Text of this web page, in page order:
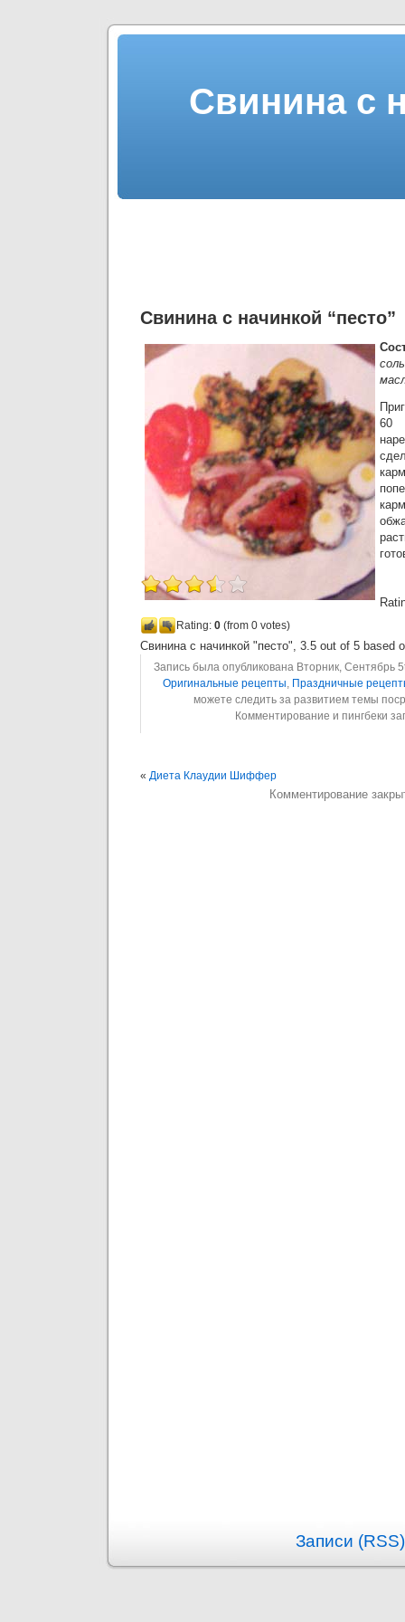
Свинина с
Свинина с начинкой “песто”
60
Rating: 0 (from 0 votes)
Свинина с начинкой "песто", 3.5 out of 5 based
Запись была опубликована Вторник, Сентябрь
Оригинальные рецепты, Праздничные
можете следить за развитием темы
Комментирование и пингбеки
« Диета Клаудии Шиффер
Комментирование
Записи (RSS)